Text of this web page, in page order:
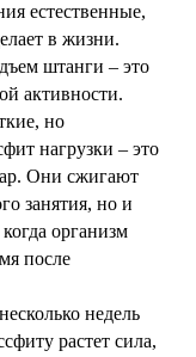
естественные,
в жизни.
штанги – это
активности.
но
нагрузки – это
Они сжигают
занятия, но и
организм
после
недель
растет сила,